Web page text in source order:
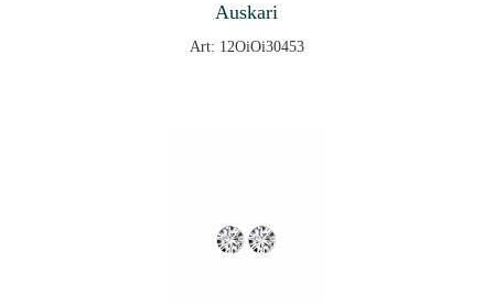
Auskari
Art: 12OiOi30453